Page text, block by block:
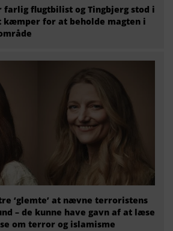
flugtbilist og Tingbjerg stod i
for at beholde magten i
‘glemte’ at nævne terroristens
– de kunne have gavn af at læse
om terror og islamisme